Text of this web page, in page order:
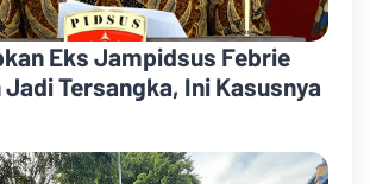
Eks Jampidsus Febrie
Tersangka, Ini Kasusnya